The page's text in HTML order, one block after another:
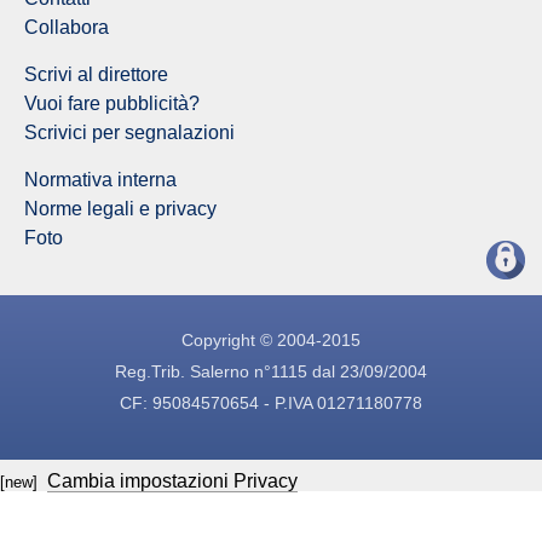
Collabora
Scrivi al direttore
Vuoi fare pubblicità?
Scrivici per segnalazioni
Normativa interna
Norme legali e privacy
Foto
Copyright © 2004-2015
Reg.Trib. Salerno n°1115 dal 23/09/2004
CF: 95084570654 - P.IVA 01271180778
[new] Cambia impostazioni Privacy